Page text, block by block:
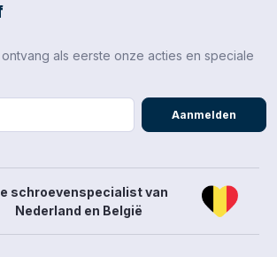
als eerste onze acties en speciale
Aanmelden
schroevenspecialist van
Nederland en België